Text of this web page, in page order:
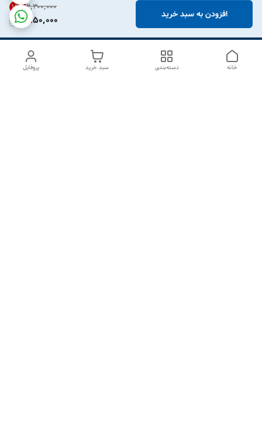
۲٬۳۰۰٬۰۰۰ 15%
1,950,000 افزودن به سبد خرید
پروفایل سبد خرید دسته‌بندی خانه